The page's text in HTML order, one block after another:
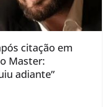
citação em
Master:
adiante”